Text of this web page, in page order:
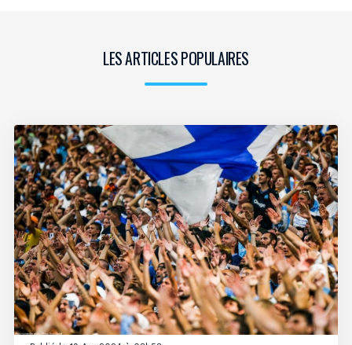
LES ARTICLES POPULAIRES